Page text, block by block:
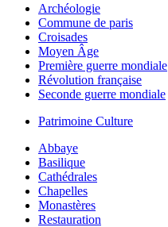
Archéologie
Commune de paris
Croisades
Moyen Âge
Première guerre mondiale
Révolution française
Seconde guerre mondiale
Patrimoine Culture
Abbaye
Basilique
Cathédrales
Chapelles
Monastères
Restauration